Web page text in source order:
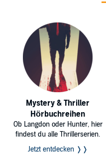
Mystery & Thriller
Hörbuchreihen
Ob Langdon oder Hunter, hier
findest du alle Thrillerserien.
Jetzt entdecken ❭❭